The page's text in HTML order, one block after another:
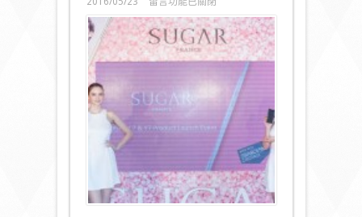
〈有
樣
有
內
C7
及
Y7
手
亮」
登
場〉